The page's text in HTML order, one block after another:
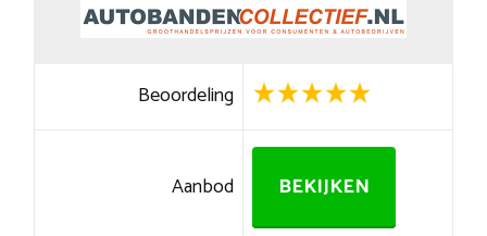
Beoordeling
Aanbod BEKIJKEN